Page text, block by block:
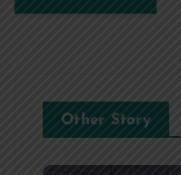
Other Story